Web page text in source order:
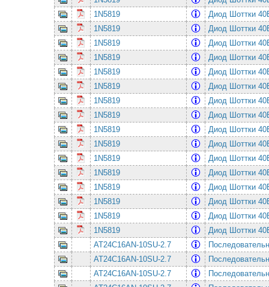
1N5819
Диод Шоттки
1N5819
Диод Шоттки
1N5819
Диод Шоттки
1N5819
Диод Шоттки
1N5819
Диод Шоттки
1N5819
Диод Шоттки
1N5819
Диод Шоттки
1N5819
Диод Шоттки
1N5819
Диод Шоттки
1N5819
Диод Шоттки
1N5819
Диод Шоттки
1N5819
Диод Шоттки
1N5819
Диод Шоттки
1N5819
Диод Шоттки
1N5819
Диод Шоттки
1N5819
Диод Шоттки
AT24C16AN-10SU-2.7
AT24C16AN-10SU-2.7
AT24C16AN-10SU-2.7